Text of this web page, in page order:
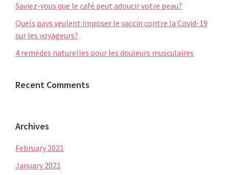
Saviez-vous que le café peut adoucir votre peau?
Quels pays veulent imposer le vaccin contre la Covid-19
sur les voyageurs?
4 remèdes naturelles pour les douleurs musculaires
Recent Comments
Archives
February 2021
January 2021